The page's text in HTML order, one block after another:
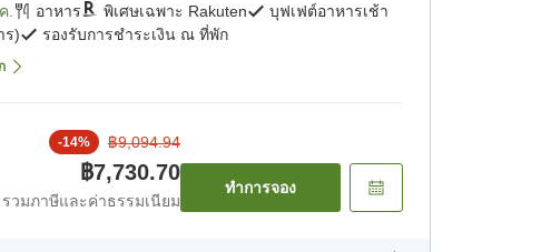
. อาหาร พิเศษเฉพาะ Rakuten
บุฟเฟต์อาหารเช้า
ร)
รองรับการชำระเงิน ณ ที่พัก
-14% ฿9,094.94
฿7,730.70
รวมภาษีและค่าธรรมเนียม
ทำการจอง